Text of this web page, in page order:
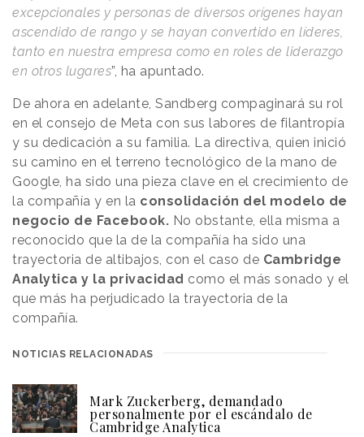
excepcionales y personas de diversos orígenes hayan
ascendido de rango y se hayan convertido en líderes,
tanto en nuestra empresa como en roles de liderazgo
en otros lugares”, ha apuntado.
De ahora en adelante, Sandberg compaginará su rol
en el consejo de Meta con sus labores de filantropía
y su dedicación a su familia. La directiva, quien inició
su camino en el terreno tecnológico de la mano de
Google, ha sido una pieza clave en el crecimiento de
la compañía y en la consolidación del modelo de
negocio de Facebook. No obstante, ella misma a
reconocido que la de la compañía ha sido una
trayectoria de altibajos, con el caso de Cambridge
Analytica y la privacidad como el más sonado y el
que más ha perjudicado la trayectoria de la
compañía.
NOTICIAS RELACIONADAS
Mark Zuckerberg, demandado
personalmente por el escándalo de
Cambridge Analytica